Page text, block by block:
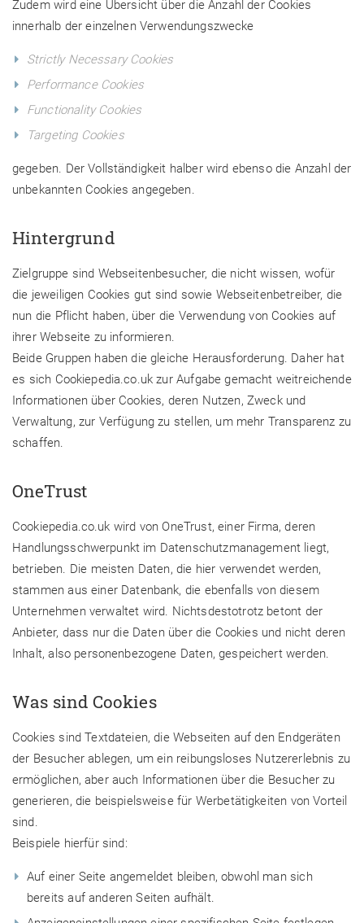
Zudem wird eine Übersicht über die Anzahl der Cookies
innerhalb der einzelnen Verwendungszwecke
Strictly Necessary Cookies
Performance Cookies
Functionality Cookies
Targeting Cookies
gegeben. Der Vollständigkeit halber wird ebenso die Anzahl der
unbekannten Cookies angegeben.
Hintergrund
Zielgruppe sind Webseitenbesucher, die nicht wissen, wofür
die jeweiligen Cookies gut sind sowie Webseitenbetreiber, die
nun die Pflicht haben, über die Verwendung von Cookies auf
ihrer Webseite zu informieren.
Beide Gruppen haben die gleiche Herausforderung. Daher hat
es sich Cookiepedia.co.uk zur Aufgabe gemacht weitreichende
Informationen über Cookies, deren Nutzen, Zweck und
Verwaltung, zur Verfügung zu stellen, um mehr Transparenz zu
schaffen.
OneTrust
Cookiepedia.co.uk wird von OneTrust, einer Firma, deren
Handlungsschwerpunkt im Datenschutzmanagement liegt,
betrieben. Die meisten Daten, die hier verwendet werden,
stammen aus einer Datenbank, die ebenfalls von diesem
Unternehmen verwaltet wird. Nichtsdestotrotz betont der
Anbieter, dass nur die Daten über die Cookies und nicht deren
Inhalt, also personenbezogene Daten, gespeichert werden.
Was sind Cookies
Cookies sind Textdateien, die Webseiten auf den Endgeräten
der Besucher ablegen, um ein reibungsloses Nutzererlebnis zu
ermöglichen, aber auch Informationen über die Besucher zu
generieren, die beispielsweise für Werbetätigkeiten von Vorteil
sind.
Beispiele hierfür sind:
Auf einer Seite angemeldet bleiben, obwohl man sich
bereits auf anderen Seiten aufhält.